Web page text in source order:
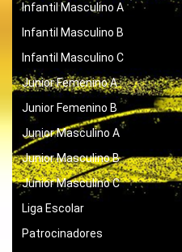
Infantil Masculino A
Infantil Masculino B
Infantil Masculino C
Junior Femenino A
Junior Femenino B
Junior Masculino A
Junior Masculino B
Junior Masculino C
Liga Escolar
Patrocinadores